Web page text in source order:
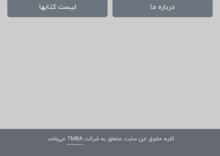
درباره ما لیست کتابها
کلیه حقوق این سایت متعلق به شرکتTMBA می‌باشد.